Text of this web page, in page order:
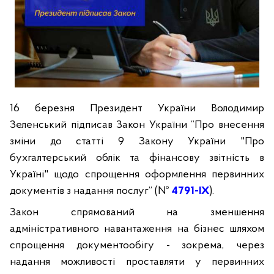
16 березня Президент України Володимир
Зеленський підписав Закон України “Про внесення
зміни до статті 9 Закону України "Про
бухгалтерський облік та фінансову звітність в
Україні" щодо спрощення оформлення первинних
документів з надання послуг” (№ 4791-IX).
Закон спрямований на зменшення
адміністративного навантаження на бізнес шляхом
спрощення документообігу - зокрема, через
надання можливості проставляти у первинних